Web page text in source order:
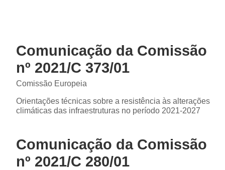
Comunicação da Comissão
nº 2021/C 373/01
Comissão Europeia
Orientações técnicas sobre a resistência às alterações
climáticas das infraestruturas no período 2021-2027
Comunicação da Comissão
nº 2021/C 280/01